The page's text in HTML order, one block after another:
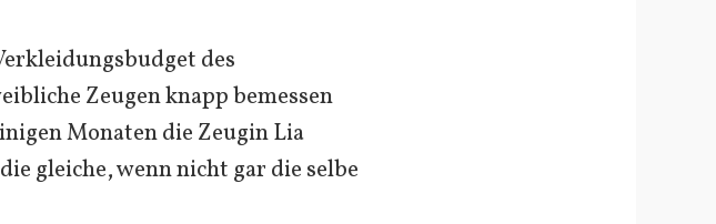
des
Zeugen knapp bemessen
Monaten die Zeugin Lia
gleiche, wenn nicht gar die selbe